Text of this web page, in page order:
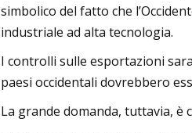
simbolico del fatto che
industriale ad alta tecnologia.
I controlli sulle esportazioni
paesi occidentali dovrebbero
La grande domanda, tuttavia, è